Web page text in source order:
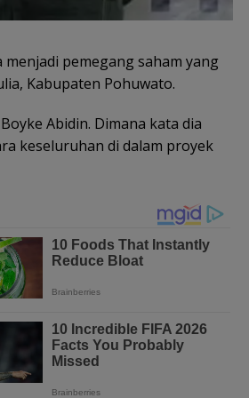
pemegang saham yang
Kabupaten Pohuwato.
Abidin. Dimana kata dia
keseluruhan di dalam proyek